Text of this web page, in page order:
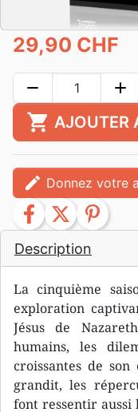
Description
La cinquième
exploration
Jésus de
humains, les
croissantes de
grandit, les
font ressentir aussi
29,90 CHF
remove add
shopping_cart AJOUTER
edit Donnez votre
facebook twitter pinterest